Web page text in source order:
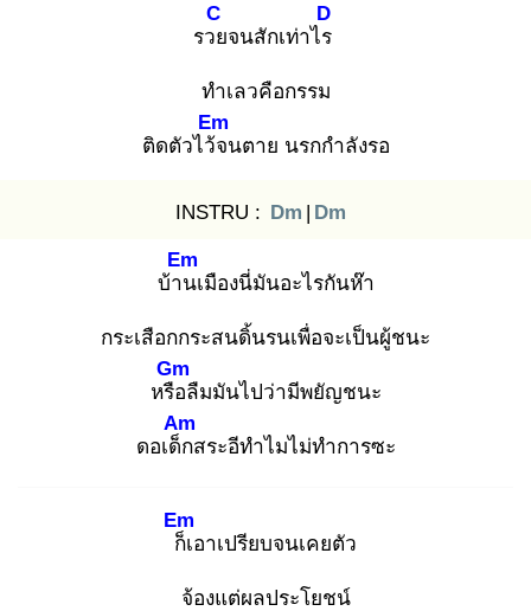
รวย
C
จนสักเท่าไร
D
ทำเลวคือกรรม
ติดตัวไว้จ
Em
นตาย นรกกำลังรอ
INSTRU : Dm | Dm
บ้าน
Em
เมืองนี่มันอะไรกันห๊า
กระเสือกกระสนดิ้นรนเพื่อจะเป็นผู้ชนะ
หรือ
Gm
ลืมมันไปว่ามีพยัญชนะ
ดอเด็ก
Am
สระอีทำไมไม่ทำการซะ
ก็เ
Em
อาเปรียบจนเคยตัว
จ้องแต่ผลประโยชน์